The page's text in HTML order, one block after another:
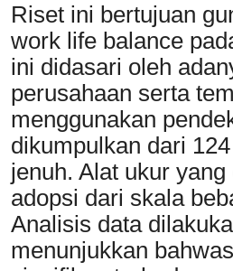
Riset ini bertujuan
work life balance
ini didasari oleh
perusahaan serta
menggunakan
dikumpulkan dari
jenuh. Alat ukur
adopsi dari skala
Analisis data
menunjukkan